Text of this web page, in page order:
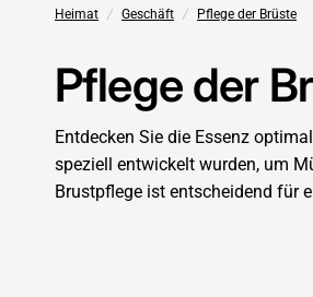
Heimat / Geschäft / Pflege der Brüste
Pflege der
Entdecken Sie die Essenz
speziell entwickelt wurden, um
Brustpflege ist entscheidend für